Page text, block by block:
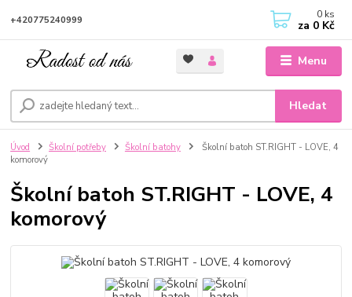
Menu
Hledat
+420775240999 0 ks
za 0 Kč
Úvod Školní potřeby Školní batohy
Školní batoh ST.RIGHT - LOVE, 4
komorový
Školní batoh ST.RIGHT - LOVE, 4
komorový